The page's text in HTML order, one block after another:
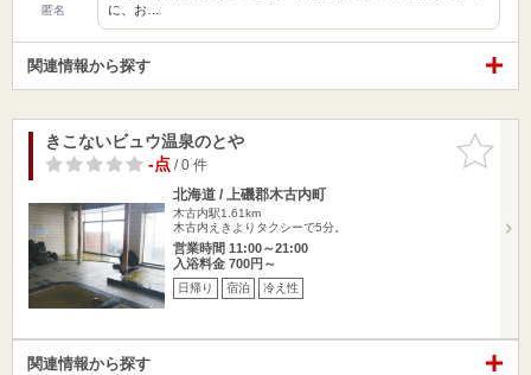
匿名
に、お…
関連情報から探す
お気に入
りに追加
きこないビュウ温泉のとや
-点/ 0 件
北海道 / 上磯郡木古内町
木古内駅1.61km
木古内えきよりタクシーで5分。
営業時間 11:00～21:00
入浴料金 700円～
日帰り 宿泊 冷え性
関連情報から探す